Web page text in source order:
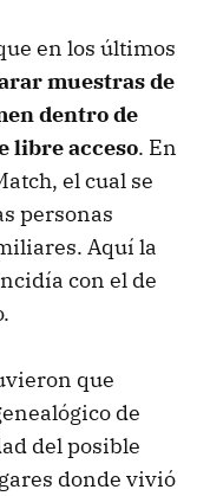
en los últimos
muestras de
dentro de
libre acceso. En
el cual se
personas
Aquí la
con el de
que
de
del posible
donde vivió